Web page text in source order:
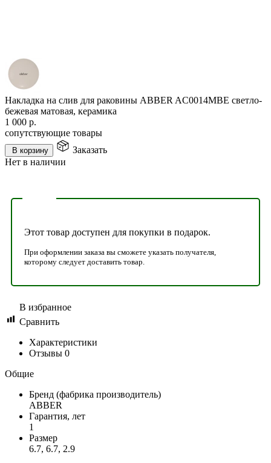
Накладка на слив для раковины ABBER AC0014MBE светло-
бежевая матовая, керамика
1 000 р.
сопутствующие товары
В корзину
Заказать
Нет в наличии
Этот товар доступен для покупки в подарок.
При оформлении заказа вы сможете указать получателя,
которому следует доставить товар.
В избранное
Сравнить
Характеристики
Отзывы 0
Общие
Бренд (фабрика производитель)
ABBER
Гарантия, лет
1
Размер
6.7, 6.7, 2.9